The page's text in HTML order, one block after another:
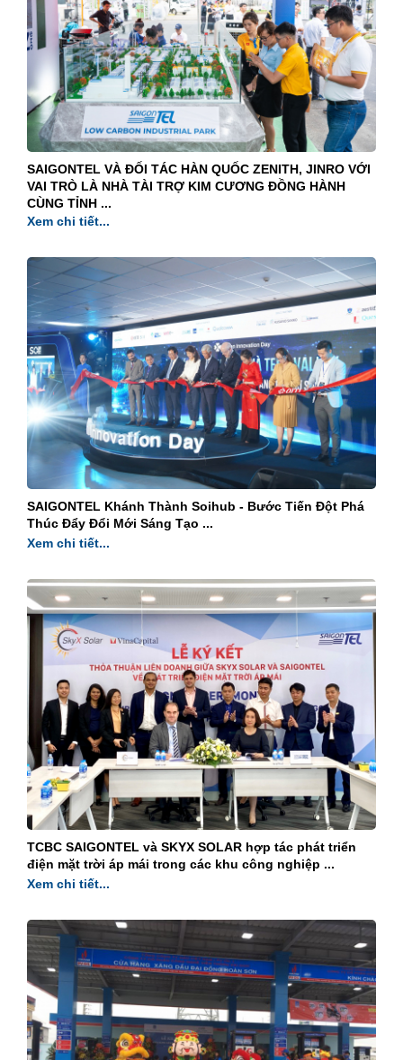
SAIGONTEL VÀ ĐỐI TÁC HÀN QUỐC ZENITH, JINRO VỚI
VAI TRÒ LÀ NHÀ TÀI TRỢ KIM CƯƠNG ĐỒNG HÀNH
CÙNG TỈNH ...
Xem chi tiết...
SAIGONTEL Khánh Thành Soihub - Bước Tiến Đột Phá
Thúc Đẩy Đổi Mới Sáng Tạo ...
Xem chi tiết...
TCBC SAIGONTEL và SKYX SOLAR hợp tác phát triển
điện mặt trời áp mái trong các khu công nghiệp ...
Xem chi tiết...